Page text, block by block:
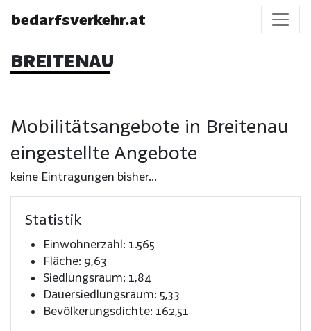
bedarfsverkehr.at
BREITENAU
Mobilitätsangebote in Breitenau
eingestellte Angebote
keine Eintragungen bisher...
Statistik
Einwohnerzahl: 1.565
Fläche: 9,63
Siedlungsraum: 1,84
Dauersiedlungsraum: 5,33
Bevölkerungsdichte: 162,51